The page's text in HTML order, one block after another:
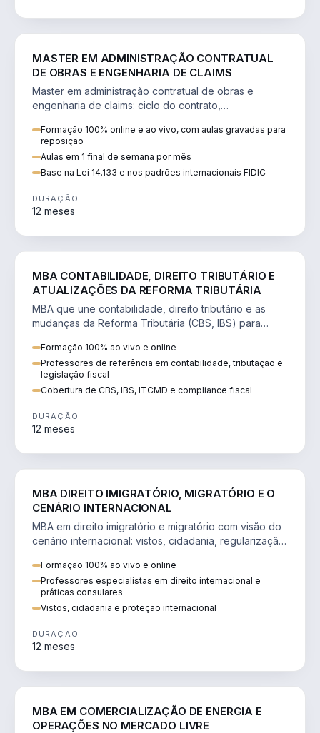
MASTER EM ADMINISTRAÇÃO CONTRATUAL
DE OBRAS E ENGENHARIA DE CLAIMS
Master em administração contratual de obras e
engenharia de claims: ciclo do contrato,
Formação 100% online e ao vivo, com aulas gravadas para
reposição
Aulas em 1 final de semana por mês
Base na Lei 14.133 e nos padrões internacionais FIDIC
DURAÇÃO
12 meses
MBA CONTABILIDADE, DIREITO TRIBUTÁRIO E
ATUALIZAÇÕES DA REFORMA TRIBUTÁRIA
MBA que une contabilidade, direito tributário e as
mudanças da Reforma Tributária (CBS, IBS) para
Formação 100% ao vivo e online
Professores de referência em contabilidade, tributação e
legislação fiscal
Cobertura de CBS, IBS, ITCMD e compliance fiscal
DURAÇÃO
12 meses
MBA DIREITO IMIGRATÓRIO, MIGRATÓRIO E O
CENÁRIO INTERNACIONAL
MBA em direito imigratório e migratório com visão do
cenário internacional: vistos, cidadania, regularização
Formação 100% ao vivo e online
Professores especialistas em direito internacional e
práticas consulares
Vistos, cidadania e proteção internacional
DURAÇÃO
12 meses
MBA EM COMERCIALIZAÇÃO DE ENERGIA E
OPERAÇÕES NO MERCADO LIVRE